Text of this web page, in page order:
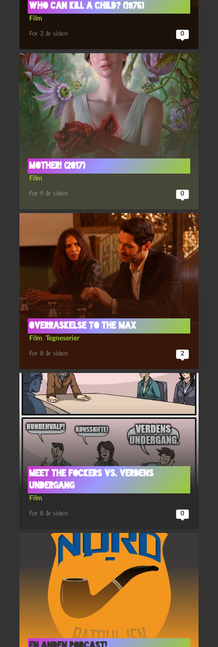
Who can kill a child? (1976)
Film
For 3 år siden 0
mother! (2017)
Film
For 9 år siden 0
Overraskelse to the max
Film Tegneserier
For 8 år siden 2
Meet the Fockers vs. verdens
undergang
Film
For 8 år siden 0